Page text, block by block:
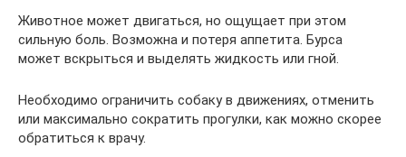
Животное может двигаться, но ощущает при этом
сильную боль. Возможна и потеря аппетита. Бурса
может вскрыться и выделять жидкость или гной.
Необходимо ограничить собаку в движениях, отменить
или максимально сократить прогулки, как можно скорее
обратиться к врачу.